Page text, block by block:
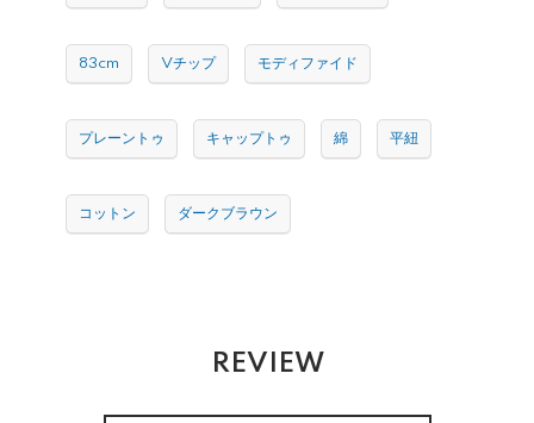
83cm Vチップ モディファイド
プレーントゥ キャップトゥ 綿 平紐
コットン ダークブラウン
REVIEW